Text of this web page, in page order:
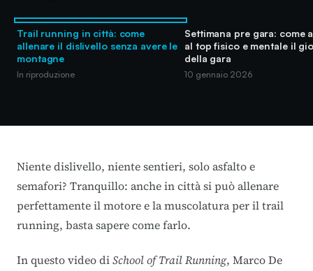
Trail running in città: come
allenare il dislivello senza avere le
montagne
In riproduzione
Settimana pre gara: come
al top fisico e mentale il
della gara
10 gennaio 2026
Niente dislivello, niente sentieri, solo asfalto e
semafori? Tranquillo: anche in città si può allenare
perfettamente il motore e la muscolatura per il trail
running, basta sapere come farlo.
In questo video diSchool of Trail Running, Marco De